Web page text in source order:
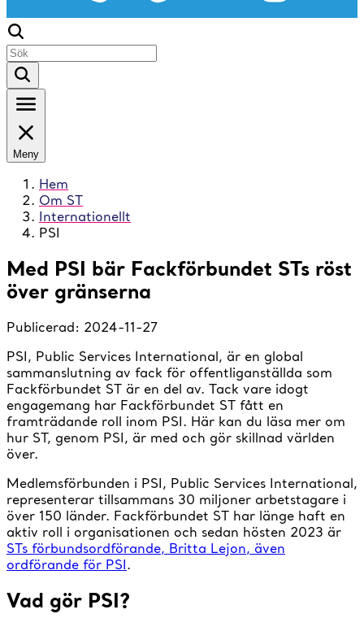
Meny
Hem
Om ST
Internationellt
PSI
Med PSI bär Fackförbundet STs röst
över gränserna
Publicerad: 2024-11-27
PSI, Public Services International, är en global
sammanslutning av fack för offentliganställda som
Fackförbundet ST är en del av. Tack vare idogt
engagemang har Fackförbundet ST fått en
framträdande roll inom PSI. Här kan du läsa mer om
hur ST, genom PSI, är med och gör skillnad världen
över.
Medlemsförbunden i PSI, Public Services International,
representerar tillsammans 30 miljoner arbetstagare i
över 150 länder. Fackförbundet ST har länge haft en
aktiv roll i organisationen och sedan hösten 2023 är
STs förbundsordförande, Britta Lejon, även
ordförande för PSI.
Vad gör PSI?